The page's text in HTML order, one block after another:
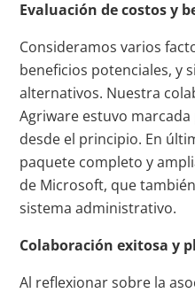
Evaluación de costos y
Consideramos varios
beneficios potenciales, y
alternativos. Nuestra
Agriware estuvo
desde el principio. En
paquete completo y
de Microsoft, que
sistema administrativo.
Colaboración exitosa y
Al reflexionar sobre la